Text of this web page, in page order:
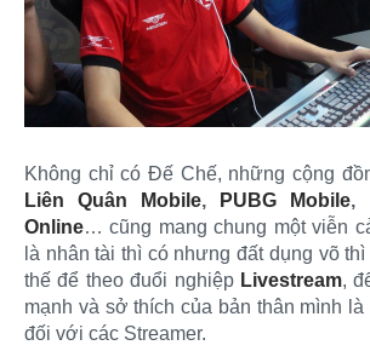
Không chỉ có Đế Chế, những cộng
Liên Quân Mobile, PUBG Mobile,
Online… cũng mang chung một viễn
là nhân tài thì có nhưng đất dụng võ
thế để theo đuổi nghiệp Livestream,
mạnh và sở thích của bản thân mình
đối với các Streamer.